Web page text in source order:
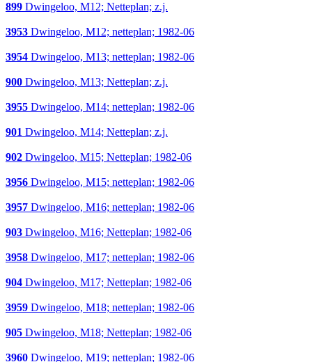
899 Dwingeloo, M12; Netteplan; z.j.
3953 Dwingeloo, M12; netteplan; 1982-06
3954 Dwingeloo, M13; netteplan; 1982-06
900 Dwingeloo, M13; Netteplan; z.j.
3955 Dwingeloo, M14; netteplan; 1982-06
901 Dwingeloo, M14; Netteplan; z.j.
902 Dwingeloo, M15; Netteplan; 1982-06
3956 Dwingeloo, M15; netteplan; 1982-06
3957 Dwingeloo, M16; netteplan; 1982-06
903 Dwingeloo, M16; Netteplan; 1982-06
3958 Dwingeloo, M17; netteplan; 1982-06
904 Dwingeloo, M17; Netteplan; 1982-06
3959 Dwingeloo, M18; netteplan; 1982-06
905 Dwingeloo, M18; Netteplan; 1982-06
3960 Dwingeloo, M19; netteplan; 1982-06